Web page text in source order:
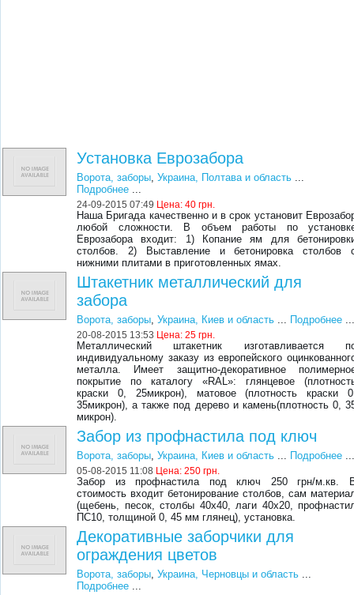
Установка Еврозабора
Ворота, заборы,Украина, Полтава и область ...
Подробнее ...
24-09-2015 07:49 Цена:40 грн.
Наша Бригада качественно и в срок установит
любой сложности. В объем работы по
Еврозабора входит: 1) Копание ям для
столбов. 2) Выставление и бетонировка столбов
нижними плитами в приготовленных ямах.
Штакетник металлический для
забора
Ворота, заборы,Украина, Киев и область ... Подробнее
20-08-2015 13:53 Цена:25 грн.
Металлический штакетник изготавливается
индивидуальному заказу из европейского
металла. Имеет защитно-декоративное
покрытие по каталогу «RAL»: глянцевое
краски 0, 25микрон), матовое (плотность краски
35микрон), а также под дерево и камень(плотность 0,
микрон).
Забор из профнастила под ключ
Ворота, заборы,Украина, Киев и область ... Подробнее
05-08-2015 11:08 Цена:250 грн.
Забор из профнастила под ключ 250 грн/м.кв.
стоимость входит бетонирование столбов, сам
(щебень, песок, столбы 40х40, лаги 40х20,
ПС10, толщиной 0, 45 мм глянец), установка.
Декоративные заборчики для
ограждения цветов
Ворота, заборы,Украина, Черновцы и область ...
Подробнее ...